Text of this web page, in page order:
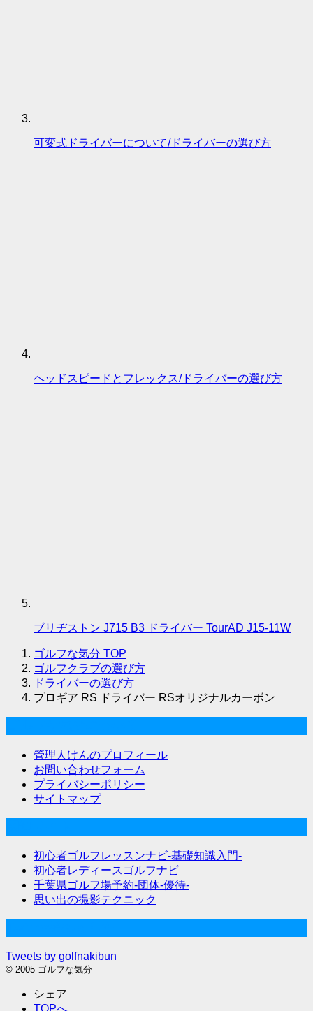
可変式ドライバーについて/ドライバーの選び方
ヘッドスピードとフレックス/ドライバーの選び方
ブリヂストン J715 B3 ドライバー TourAD J15-11W
ゴルフな気分 TOP
ゴルフクラブの選び方
ドライバーの選び方
プロギア RS ドライバー RSオリジナルカーボン
管理人けんのプロフィール
お問い合わせフォーム
プライバシーポリシー
サイトマップ
初心者ゴルフレッスンナビ-基礎知識入門-
初心者レディースゴルフナビ
千葉県ゴルフ場予約-団体-優待-
思い出の撮影テクニック
Tweets by golfnakibun
© 2005 ゴルフな気分
シェア
TOPへ